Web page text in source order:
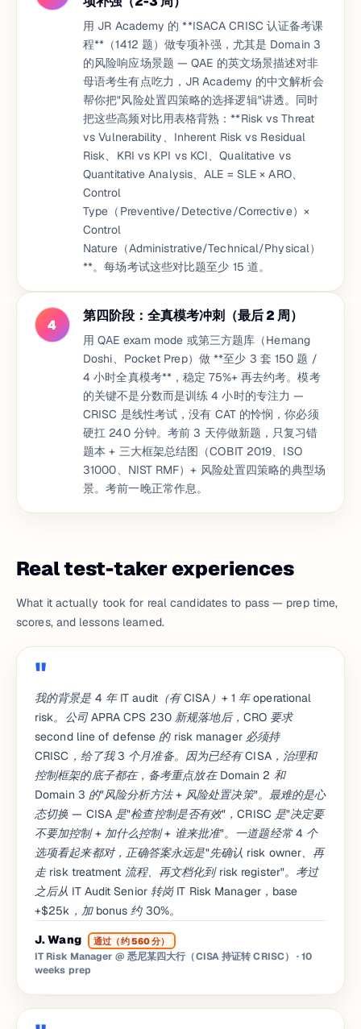
用 JR Academy 的 **ISACA CRISC 认证备考课
程**（1412 题）做专项补强，尤其是 Domain 3
的风险响应场景题 — QAE 的英文场景描述对非
母语考生有点吃力，JR Academy 的中文解析会
帮你把"风险处置四策略的选择逻辑"讲透。同时
把这些高频对比用表格背熟：**Risk vs Threat
vs Vulnerability、Inherent Risk vs Residual
Risk、KRI vs KPI vs KCI、Qualitative vs
Quantitative Analysis、ALE = SLE × ARO、
Control
Type（Preventive/Detective/Corrective）×
Control
Nature（Administrative/Technical/Physical）
**。每场考试这些对比题至少 15 道。
4
第四阶段：全真模考冲刺（最后 2 周）
用 QAE exam mode 或第三方题库（Hemang
Doshi、Pocket Prep）做 **至少 3 套 150 题 /
4 小时全真模考**，稳定 75%+ 再去约考。模考
的关键不是分数而是训练 4 小时的专注力 —
CRISC 是线性考试，没有 CAT 的怜悯，你必须
硬扛 240 分钟。考前 3 天停做新题，只复习错
题本 + 三大框架总结图（COBIT 2019、ISO
31000、NIST RMF）+ 风险处置四策略的典型场
景。考前一晚正常作息。
Real test-taker experiences
What it actually took for real candidates to pass — prep time,
scores, and lessons learned.
我的背景是 4 年 IT audit（有 CISA）+ 1 年 operational
risk。公司 APRA CPS 230 新规落地后，CRO 要求
second line of defense 的 risk manager 必须持
CRISC，给了我 3 个月准备。因为已经有 CISA，治理和
控制框架的底子都在，备考重点放在 Domain 2 和
Domain 3 的"风险分析方法 + 风险处置决策"。最难的是心
态切换 — CISA 是"检查控制是否有效"，CRISC 是"决定要
不要加控制 + 加什么控制 + 谁来批准"。一道题经常 4 个
选项看起来都对，正确答案永远是"先确认 risk owner、再
走 risk treatment 流程、再文档化到 risk register"。考过
之后从 IT Audit Senior 转岗 IT Risk Manager，base
+$25k，加 bonus 约 30%。
J. Wang
通过（约 560 分）
IT Risk Manager @ 悉尼某四大行（CISA 持证转 CRISC）
· 10
weeks prep